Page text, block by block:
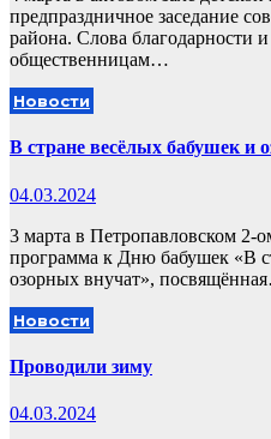
предпраздничное заседание
района. Слова благодарности
общественницам…
Новости
В стране весёлых бабушек и
04.03.2024
3 марта в Петропавловском 2-
программа к Дню бабушек «В
озорных внучат»,
Новости
Проводили зиму
04.03.2024